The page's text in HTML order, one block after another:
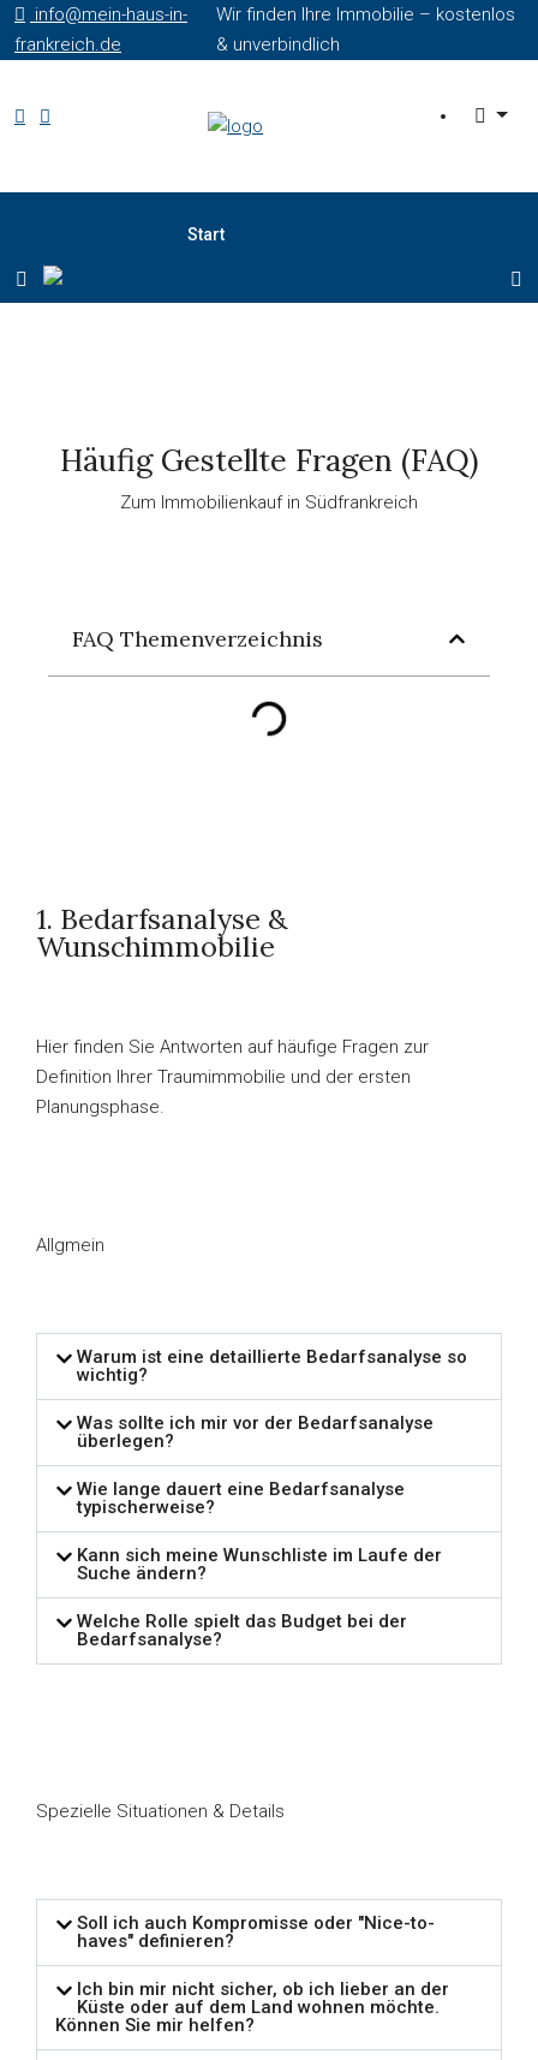
info@mein-haus-in-
frankreich.de
Wir finden Ihre Immobilie – kostenlos
& unverbindlich
Start
Häufig Gestellte Fragen (FAQ)
Zum Immobilienkauf in Südfrankreich
FAQ Themenverzeichnis
1. Bedarfsanalyse &
Wunschimmobilie
Hier finden Sie Antworten auf häufige Fragen zur
Definition Ihrer Traumimmobilie und der ersten
Planungsphase.
Allgmein
Warum ist eine detaillierte Bedarfsanalyse so
wichtig?
Was sollte ich mir vor der Bedarfsanalyse
überlegen?
Wie lange dauert eine Bedarfsanalyse
typischerweise?
Kann sich meine Wunschliste im Laufe der
Suche ändern?
Welche Rolle spielt das Budget bei der
Bedarfsanalyse?
Spezielle Situationen & Details
Soll ich auch Kompromisse oder "Nice-to-
haves" definieren?
Ich bin mir nicht sicher, ob ich lieber an der
Küste oder auf dem Land wohnen möchte.
Können Sie mir helfen?